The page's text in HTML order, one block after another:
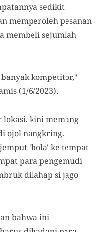
sedikit
memperoleh pesanan
membeli sejumlah
kompetitor,"
(1/6/2023).
lokasi, kini memang
ojol nangkring.
'bola' ke tempat
para pengemudi
dilahap si jago
bahwa ini